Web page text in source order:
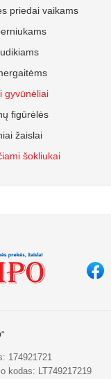
priedai vaikams
gyvūnėliai
figūrėlės
žaislai
šokliukai
174921721
kodas: LT749217219